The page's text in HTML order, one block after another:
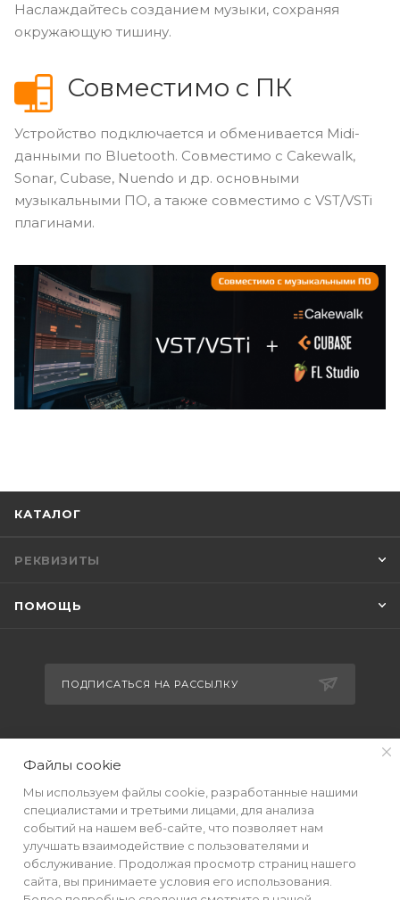
Наслаждайтесь созданием музыки, сохраняя
окружающую тишину.
Совместимо с ПК
Устройство подключается и обменивается Midi-
данными по Bluetooth. Совместимо с Cakewalk,
Sonar, Cubase, Nuendo и др. основными
музыкальными ПО, а также совместимо с VST/VSTi
плагинами.
КАТАЛОГ
РЕКВИЗИТЫ
ПОМОЩЬ
ПОДПИСАТЬСЯ НА РАССЫЛКУ
ТЦ «Савеловский», мобильный
ряд, павильон Л153 ул. Сущевский
Вал, д. 5, стр. 12
Файлы cookie
Мы используем файлы cookie, разработанные нашими
специалистами и третьими лицами, для анализа
событий на нашем веб-сайте, что позволяет нам
улучшать взаимодействие с пользователями и
обслуживание. Продолжая просмотр страниц нашего
сайта, вы принимаете условия его использования.